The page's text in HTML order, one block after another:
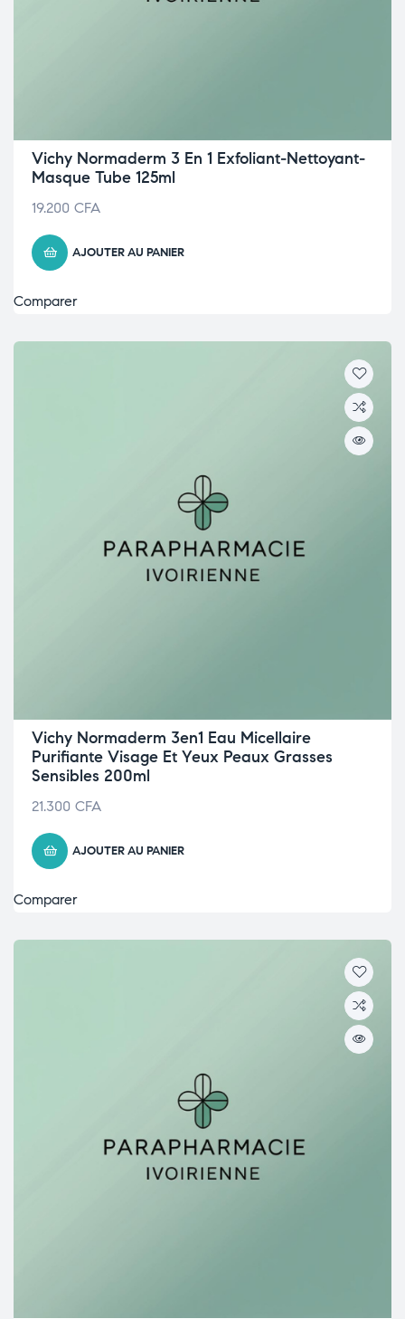
Vichy Normaderm 3 En 1 Exfoliant-Nettoyant-
Masque Tube 125ml
19.200 CFA
AJOUTER AU PANIER
Comparer
Vichy Normaderm 3en1 Eau Micellaire
Purifiante Visage Et Yeux Peaux Grasses
Sensibles 200ml
21.300 CFA
AJOUTER AU PANIER
Comparer